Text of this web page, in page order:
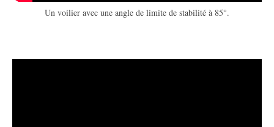
Un voilier avec une angle de limite de stabilité à 85°.